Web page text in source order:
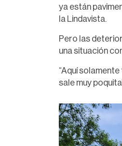
ya están
la Lindavista.
Pero las
una situación
“Aquí
sale muy